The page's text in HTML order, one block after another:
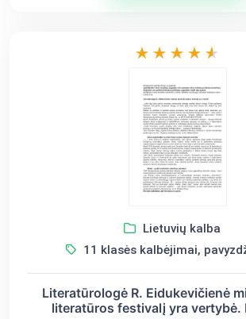
Lietuvių kalba
11 klasės kalbėjimai,
Literatūrologė R. Eidukevičienė
literatūros festivalį yra vertybė.